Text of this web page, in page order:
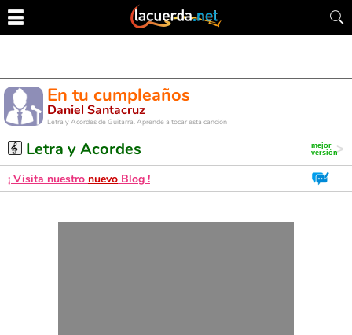
En tu cumpleaños
Daniel Santacruz
Letra y Acordes de Guitarra. Aprende a tocar esta canción
Letra y Acordes
¡ Visita nuestro nuevo Blog !